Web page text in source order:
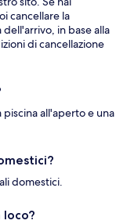
cancellare la
in base alla
di cancellazione
all'aperto e una
domestici.